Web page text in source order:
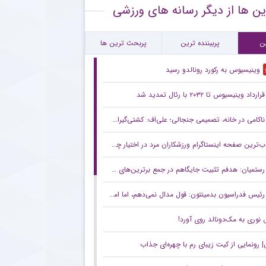
و روزهای دشوار با پنجره نقل‌وانتقالاتی بسته
مهم پیشکسوت پرسپولیس برای هواداران سرخ + جزئیات
ها از دیگر رسانه های ورزشی
پربیننده ترین پربحث ترین ها
وینیسیوس به رکورد رونالدو رسید
قرارداد وینیسیوس تا ۲۰۳۲ با رئال‌ تمدید شد
ناکامی در خانه، تصمیمی جنجالی؛ علی‌اف: کشتی‌گیران با اضافه‌وزن از تیم ملی اخراج می‌شوند!
صفحه اینستاگرام ورزشکاران مرد در اختیار چه کسی است؟
رستمیان: هدفم تثبیت جایگاهم در جمع برترین‌های جهان است/ برای درخشش در هر دو ماده آماده می‌شوم
رئیس فدراسیون بدمینتون: قول مدال نمی‌دهم، اما امیدوارم در ناگویا و داکار اتفاقات خوبی بیفتد/ هدف اصلی ما کسب سهمیه المپیک لس‌آنجلس است
نوری به مک‌دونالد روی آورد!
از کیت زیبای رم با چهره‌ای جذاب